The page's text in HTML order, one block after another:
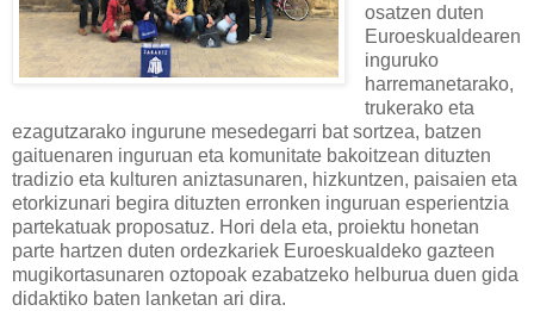
osatzen duten
Euroeskualdearen
inguruko
harremanetarako,
trukerako eta
ezagutzarako ingurune mesedegarri bat sortzea, batzen
gaituenaren inguruan eta komunitate bakoitzean dituzten
tradizio eta kulturen aniztasunaren, hizkuntzen, paisaien eta
etorkizunari begira dituzten erronken inguruan esperientzia
partekatuak proposatuz. Hori dela eta, proiektu honetan
parte hartzen duten ordezkariek Euroeskualdeko gazteen
mugikortasunaren oztopoak ezabatzeko helburua duen gida
didaktiko baten lanketan ari dira.